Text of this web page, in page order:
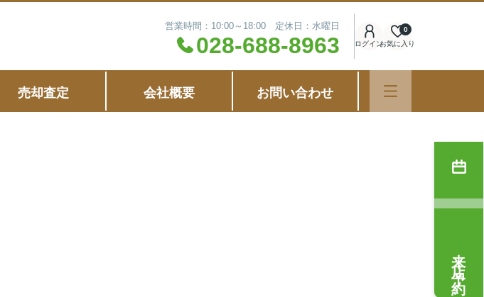
営業時間：10:00～18:00 定休日：水曜日
028-688-8963 ログインお気に入り
0
売却査定 会社概要 お問い合わせ
来店予約